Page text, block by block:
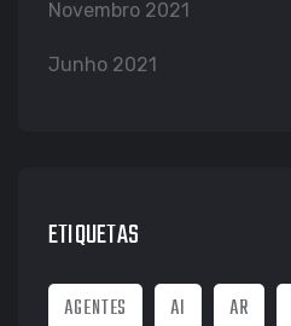
Novembro 2021
Junho 2021
ETIQUETAS
AGENTES AI AR